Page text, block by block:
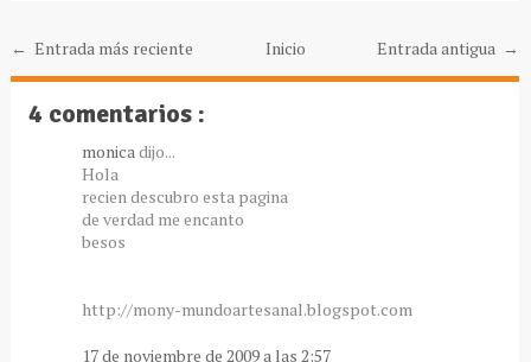
← Entrada más reciente Entrada antigua →
Inicio
4 comentarios :
monicadijo...
Hola
recien descubro esta pagina
de verdad me encanto
besos
http://mony-mundoartesanal.blogspot.com
17 de noviembre de 2009 a las 2:57